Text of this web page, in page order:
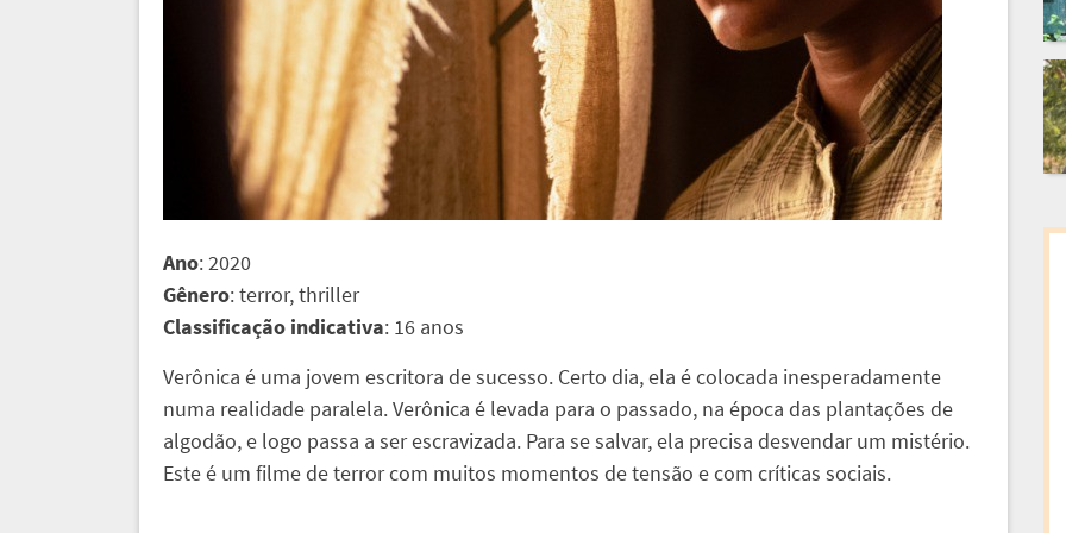
Ano: 2020
Gênero: terror, thriller
Classificação indicativa: 16 anos
Verônica é uma jovem escritora de sucesso. Certo dia, ela é colocada inesperadamente
numa realidade paralela. Verônica é levada para o passado, na época das plantações de
algodão, e logo passa a ser escravizada. Para se salvar, ela precisa desvendar um mistério.
Este é um filme de terror com muitos momentos de tensão e com críticas sociais.